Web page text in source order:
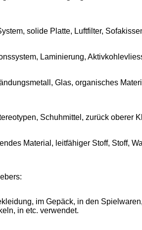
solide Platte, Luftfilter,
Laminierung,
Glas, organisches
Schuhmittel, zurück oberer
Material, leitfähiger Stoff, Stoff,
im Gepäck, in den
in etc. verwendet.